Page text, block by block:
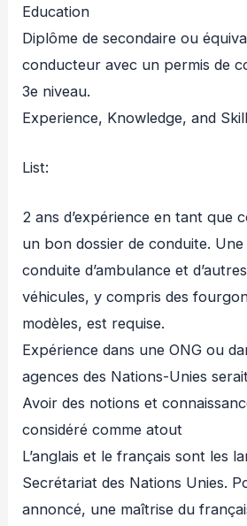
Education
Diplôme de secondaire ou
conducteur avec un permis de
3e niveau.
Experience, Knowledge, and
List:
2 ans d’expérience en tant que
un bon dossier de conduite.
conduite d’ambulance et
véhicules, y compris des
modèles, est requise.
Expérience dans une ONG ou
agences des Nations-Unies
Avoir des notions et
considéré comme atout
L’anglais et le français sont les
Secrétariat des Nations Unies.
annoncé, une maîtrise du